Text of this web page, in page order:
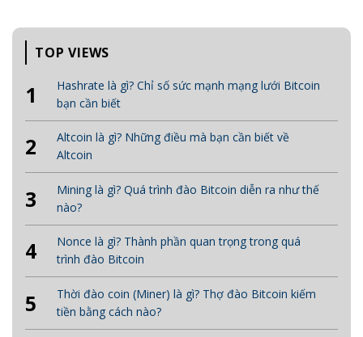
TOP VIEWS
1
Hashrate là gì? Chỉ số sức mạnh mạng lưới Bitcoin
bạn cần biết
2
Altcoin là gì? Những điều mà bạn cần biết về
Altcoin
3
Mining là gì? Quá trình đào Bitcoin diễn ra như thế
nào?
4
Nonce là gì? Thành phần quan trọng trong quá
trình đào Bitcoin
5
Thời đào coin (Miner) là gì? Thợ đào Bitcoin kiếm
tiền bằng cách nào?